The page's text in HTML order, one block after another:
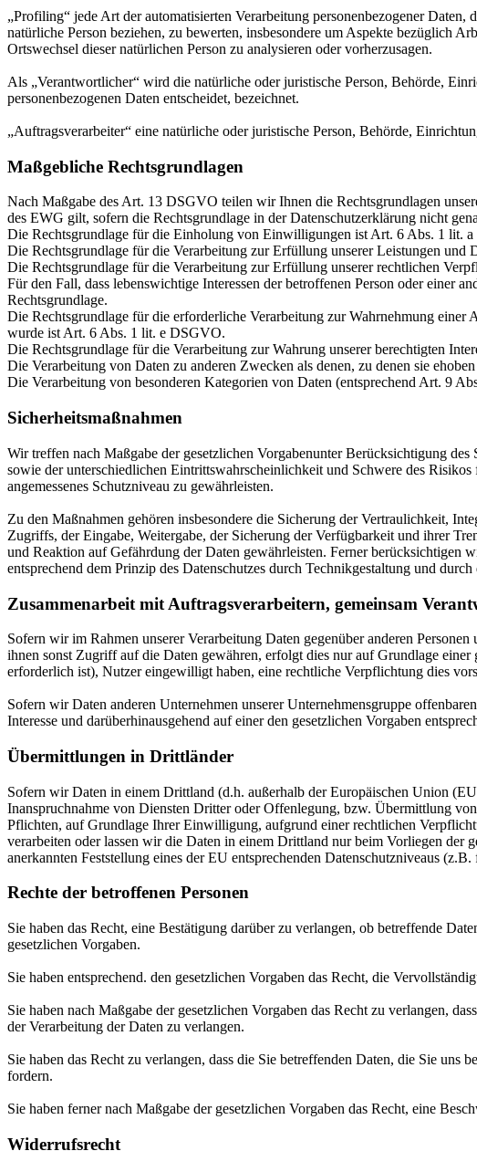
„Profiling“ jede Art der automatisierten Verarbeitung personenbezogener
natürliche Person beziehen, zu bewerten, insbesondere um Aspekte bezüglich
Ortswechsel dieser natürlichen Person zu analysieren oder vorherzusagen.
Als „Verantwortlicher“ wird die natürliche oder juristische Person, Behörde,
personenbezogenen Daten entscheidet, bezeichnet.
„Auftragsverarbeiter“ eine natürliche oder juristische Person, Behörde,
Maßgebliche Rechtsgrundlagen
Nach Maßgabe des Art. 13 DSGVO teilen wir Ihnen die Rechtsgrundlagen
des EWG gilt, sofern die Rechtsgrundlage in der Datenschutzerklärung nicht
Die Rechtsgrundlage für die Einholung von Einwilligungen ist Art. 6 Abs. 1 lit.
Die Rechtsgrundlage für die Verarbeitung zur Erfüllung unserer Leistungen
Die Rechtsgrundlage für die Verarbeitung zur Erfüllung unserer rechtlichen
Für den Fall, dass lebenswichtige Interessen der betroffenen Person oder einer
Rechtsgrundlage.
Die Rechtsgrundlage für die erforderliche Verarbeitung zur Wahrnehmung
wurde ist Art. 6 Abs. 1 lit. e DSGVO.
Die Rechtsgrundlage für die Verarbeitung zur Wahrung unserer berechtigten
Die Verarbeitung von Daten zu anderen Zwecken als denen, zu denen sie
Die Verarbeitung von besonderen Kategorien von Daten (entsprechend Art. 9
Sicherheitsmaßnahmen
Wir treffen nach Maßgabe der gesetzlichen Vorgabenunter Berücksichtigung
sowie der unterschiedlichen Eintrittswahrscheinlichkeit und Schwere des
angemessenes Schutzniveau zu gewährleisten.
Zu den Maßnahmen gehören insbesondere die Sicherung der Vertraulichkeit,
Zugriffs, der Eingabe, Weitergabe, der Sicherung der Verfügbarkeit und ihrer
und Reaktion auf Gefährdung der Daten gewährleisten. Ferner berücksichtigen
entsprechend dem Prinzip des Datenschutzes durch Technikgestaltung und
Zusammenarbeit mit Auftragsverarbeitern, gemeinsam
Sofern wir im Rahmen unserer Verarbeitung Daten gegenüber anderen
ihnen sonst Zugriff auf die Daten gewähren, erfolgt dies nur auf Grundlage
erforderlich ist), Nutzer eingewilligt haben, eine rechtliche Verpflichtung dies
Sofern wir Daten anderen Unternehmen unserer Unternehmensgruppe
Interesse und darüberhinausgehend auf einer den gesetzlichen Vorgaben
Übermittlungen in Drittländer
Sofern wir Daten in einem Drittland (d.h. außerhalb der Europäischen Union
Inanspruchnahme von Diensten Dritter oder Offenlegung, bzw. Übermittlung
Pflichten, auf Grundlage Ihrer Einwilligung, aufgrund einer rechtlichen
verarbeiten oder lassen wir die Daten in einem Drittland nur beim Vorliegen der
anerkannten Feststellung eines der EU entsprechenden Datenschutzniveaus
Rechte der betroffenen Personen
Sie haben das Recht, eine Bestätigung darüber zu verlangen, ob betreffende
gesetzlichen Vorgaben.
Sie haben entsprechend. den gesetzlichen Vorgaben das Recht, die
Sie haben nach Maßgabe der gesetzlichen Vorgaben das Recht zu verlangen,
der Verarbeitung der Daten zu verlangen.
Sie haben das Recht zu verlangen, dass die Sie betreffenden Daten, die Sie
fordern.
Sie haben ferner nach Maßgabe der gesetzlichen Vorgaben das Recht, eine
Widerrufsrecht